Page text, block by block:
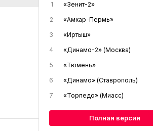
1 «Зенит-2»
2
«Амкар-Пермь»
3
«Иртыш»
4
«Динамо-2» (Москва)
5
«Тюмень»
6
«Динамо» (Ставрополь)
7
«Торпедо» (Миасс)
Полная версия